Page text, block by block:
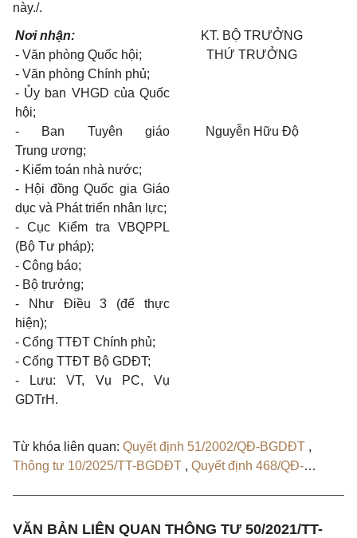
này./.
Nơi nhận:
- Văn phòng Quốc hội;
- Văn phòng Chính phủ;
- Ủy ban VHGD của Quốc
hội;
- Ban Tuyên giáo
Trung ương;
- Kiểm toán nhà nước;
- Hội đồng Quốc gia Giáo
dục và Phát triển nhân lực;
- Cục Kiểm tra VBQPPL
(Bộ Tư pháp);
- Công báo;
- Bộ trưởng;
-
Như Điều 3 (để thực
hiện);
- Cổng TTĐT Chính phủ;
- Cổng TTĐT Bộ GDĐT;
-
Lưu: VT, Vụ PC,Vụ
GDTrH.
KT. BỘ TRƯỞNG
THỨ TRƯỞNG
Nguyễn Hữu Độ
Từ khóa liên quan: Quyết định 51/2002/QĐ-BGDĐT ,
Thông tư 10/2025/TT-BGDĐT , Quyết định 468/QĐ-
VĂN BẢN LIÊN QUAN THÔNG TƯ 50/2021/TT-